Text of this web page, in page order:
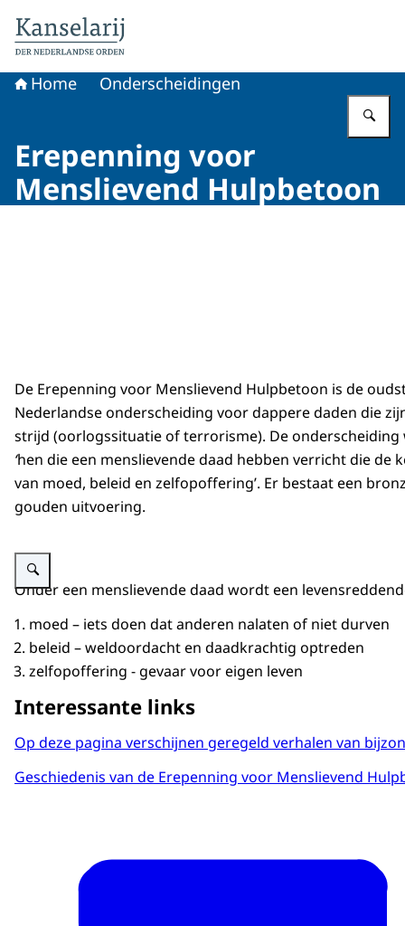
Home Onderscheidingen
Erepenning voor
Menslievend Hulpbetoon
De Erepenning voor Menslievend Hulpbetoon is de
Nederlandse onderscheiding voor dappere daden die
strijd (oorlogssituatie of terrorisme). De onderscheiding
‘hen die een menslievende daad hebben verricht die de
van moed, beleid en zelfopoffering’. Er bestaat een
gouden uitvoering.
Vergroot afbeelding Erepenning voor Menslievend Hulpbetoon damesmodel
Onder een menslievende daad wordt een
moed – iets doen dat anderen nalaten of niet durven
beleid – weldoordacht en daadkrachtig optreden
zelfopoffering - gevaar voor eigen leven
Interessante links
Op deze pagina verschijnen geregeld verhalen van
Geschiedenis van de Erepenning voor Menslievend